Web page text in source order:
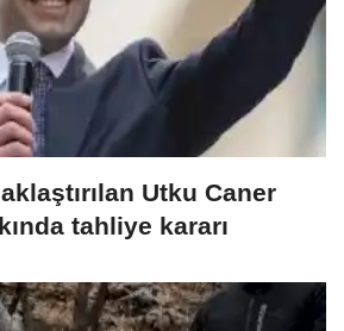
Utku Caner
tahliye kararı